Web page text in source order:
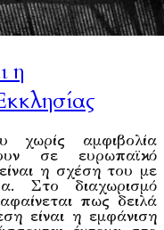
η
αμφιβολία
σε ευρωπαϊκό
η σχέση του με
Στο διαχωρισμό
πως δειλά
είναι η εμφάνιση